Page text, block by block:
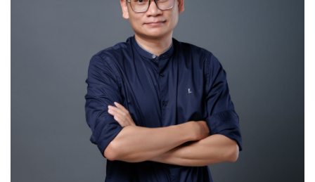
สังคมวัฒนธรรมคนพลัดถิ่น/ชายแดนศึกษา
รัฐชาติและภาวะข้ามชาติ
มานุษยวิทยานิเวศ